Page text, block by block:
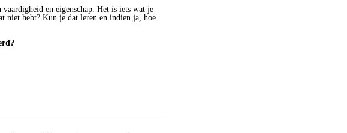
en eigenschap. Het is iets wat je
niet hebt? Kun je dat leren en indien ja, hoe